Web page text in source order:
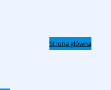
Strona główna